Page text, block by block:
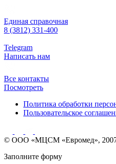
Единая справочная
8 (3812) 331-400
Telegram
Написать нам
Все контакты
Посмотреть
Политика обработки
Пользовательское
© ООО «МЦСМ «Евромед», 2007
Заполните форму